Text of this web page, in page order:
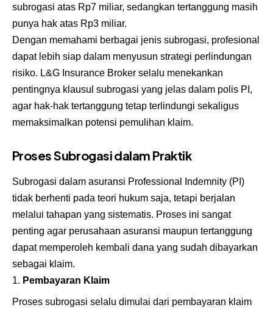
subrogasi atas Rp7 miliar, sedangkan tertanggung masih
punya hak atas Rp3 miliar.
Dengan memahami berbagai jenis subrogasi, profesional
dapat lebih siap dalam menyusun strategi perlindungan
risiko. L&G Insurance Broker selalu menekankan
pentingnya klausul subrogasi yang jelas dalam polis PI,
agar hak-hak tertanggung tetap terlindungi sekaligus
memaksimalkan potensi pemulihan klaim.
Proses Subrogasi dalam Praktik
Subrogasi dalam asuransi Professional Indemnity (PI)
tidak berhenti pada teori hukum saja, tetapi berjalan
melalui tahapan yang sistematis. Proses ini sangat
penting agar perusahaan asuransi maupun tertanggung
dapat memperoleh kembali dana yang sudah dibayarkan
sebagai klaim.
Pembayaran Klaim
Proses subrogasi selalu dimulai dari pembayaran klaim